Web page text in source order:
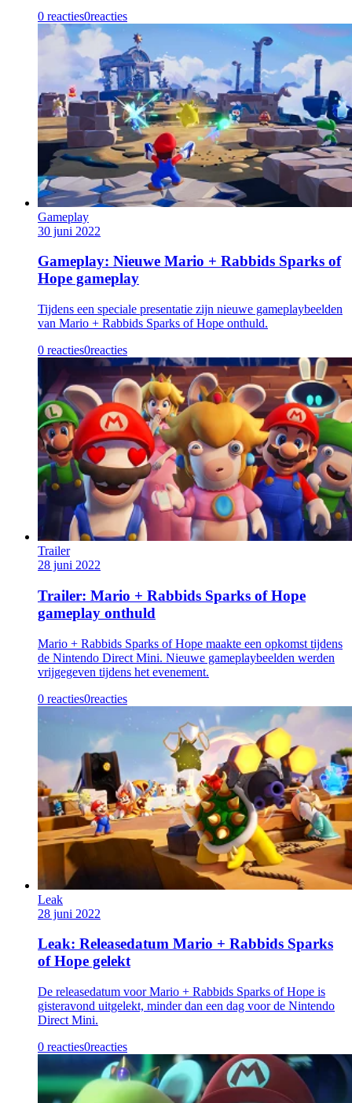
0 reacties0reacties
Gameplay
30 juni 2022
Gameplay: Nieuwe Mario + Rabbids Sparks of
Hope gameplay
Tijdens een speciale presentatie zijn nieuwe gameplaybeelden
van Mario + Rabbids Sparks of Hope onthuld.
0 reacties0reacties
Trailer
28 juni 2022
Trailer: Mario + Rabbids Sparks of Hope
gameplay onthuld
Mario + Rabbids Sparks of Hope maakte een opkomst tijdens
de Nintendo Direct Mini. Nieuwe gameplaybeelden werden
vrijgegeven tijdens het evenement.
0 reacties0reacties
Leak
28 juni 2022
Leak: Releasedatum Mario + Rabbids Sparks
of Hope gelekt
De releasedatum voor Mario + Rabbids Sparks of Hope is
gisteravond uitgelekt, minder dan een dag voor de Nintendo
Direct Mini.
0 reacties0reacties